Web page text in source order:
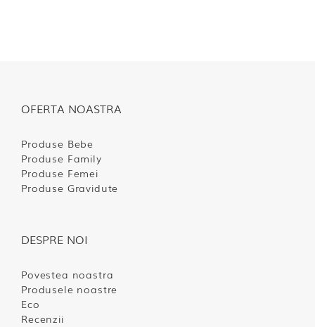
OFERTA NOASTRA
Produse Bebe
Produse Family
Produse Femei
Produse Gravidute
DESPRE NOI
Povestea noastra
Produsele noastre
Eco
Recenzii